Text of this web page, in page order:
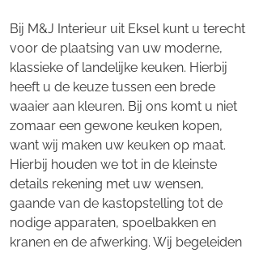
Bij M&J Interieur uit Eksel kunt u terecht
voor de plaatsing van uw moderne,
klassieke of landelijke keuken. Hierbij
heeft u de keuze tussen een brede
waaier aan kleuren. Bij ons komt u niet
zomaar een gewone keuken kopen,
want wij maken uw keuken op maat.
Hierbij houden we tot in de kleinste
details rekening met uw wensen,
gaande van de kastopstelling tot de
nodige apparaten, spoelbakken en
kranen en de afwerking. Wij begeleiden